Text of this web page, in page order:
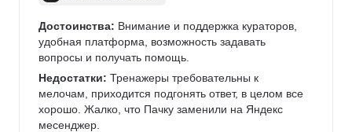
Достоинства: Внимание и поддержка кураторов,
удобная платформа, возможность задавать
вопросы и получать помощь.
Недостатки: Тренажеры требовательны к
мелочам, приходится подгонять ответ, в целом все
хорошо. Жалко, что Пачку заменили на Яндекс
месенджер.